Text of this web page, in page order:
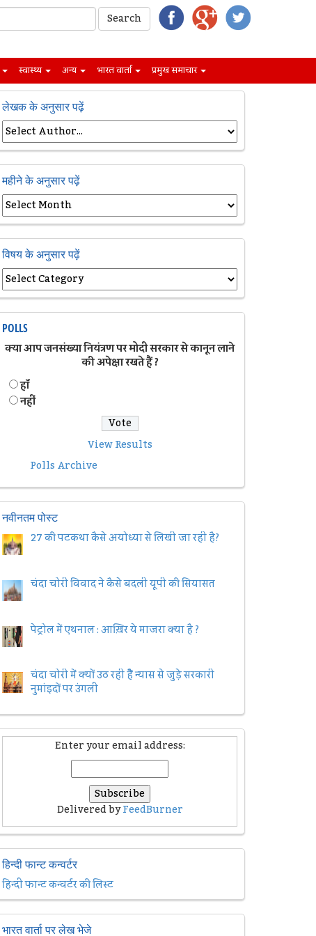
स्वास्थ्य अन्य भारत वार्ता प्रमुख समाचार
लेखक के अनुसार पढ़ें
महीने के अनुसार पढ़ें
विषय के अनुसार पढ़ें
POLLS
क्या आप जनसंख्या नियंत्रण पर मोदी सरकार से कानून लाने
की अपेक्षा रखते हैं ?
हॉं
नहीं
View Results
Polls Archive
नवीनतम पोस्ट
27 की पटकथा कैसे अयोध्या से लिखी जा रही है?
चंदा चोरी विवाद ने कैसे बदली यूपी की सियासत
पेट्रोल में एथनाल : आख़िर ये माजरा क्या है ?
चंदा चोरी में क्यों उठ रही हैैं न्यास से जुड़े सरकारी
नुमांइदों पर उंगली
Enter your email address:
Delivered byFeedBurner
हिन्दी फान्ट कन्वर्टर
हिन्दी फान्ट कन्वर्टर की लिस्ट
भारत वार्ता पर लेख भेजे